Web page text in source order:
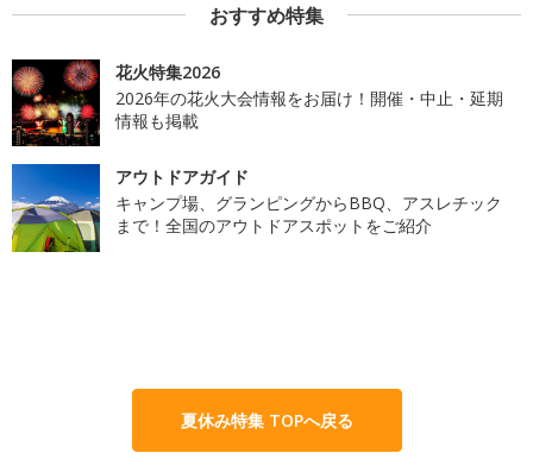
おすすめ特集
花火特集2026
2026年の花火大会情報をお届け！開催・中止・延期
情報も掲載
アウトドアガイド
キャンプ場、グランピングからBBQ、アスレチック
まで！全国のアウトドアスポットをご紹介
夏休み特集 TOPへ戻る